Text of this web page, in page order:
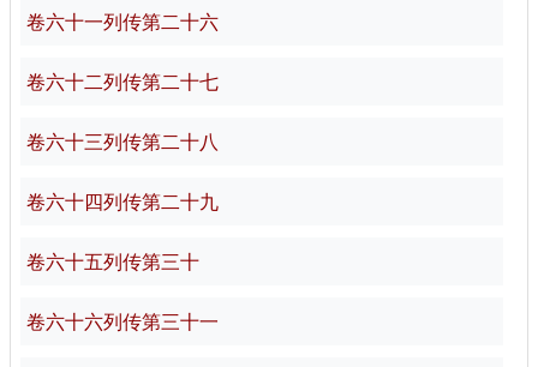
卷六十一列传第二十六
卷六十二列传第二十七
卷六十三列传第二十八
卷六十四列传第二十九
卷六十五列传第三十
卷六十六列传第三十一